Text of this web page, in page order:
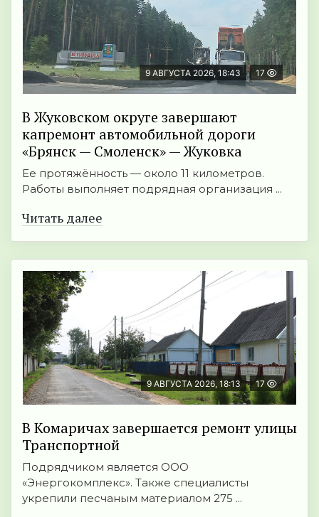
9 АВГУСТА 2026, 18:43 17
В Жуковском округе завершают
капремонт автомобильной дороги
«Брянск — Смоленск» — Жуковка
Ее протяжённость — около 11 километров.
Работы выполняет подрядная организация ...
Читать далее
9 АВГУСТА 2026, 18:13 17
В Комаричах завершается ремонт улицы
Транспортной
Подрядчиком является ООО
«Энергокомплекс». Также специалисты
укрепили песчаным материалом 275 ...